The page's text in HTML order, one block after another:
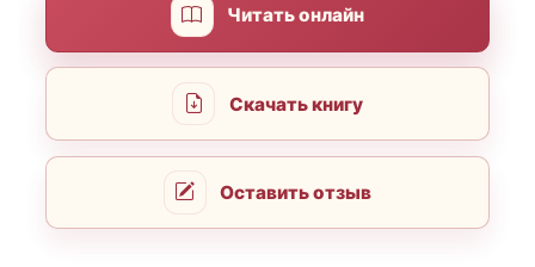
Читать онлайн
Скачать книгу
Оставить отзыв